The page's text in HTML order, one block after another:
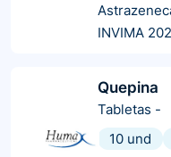
INVIMA
Quepina
Tabletas -
10 und